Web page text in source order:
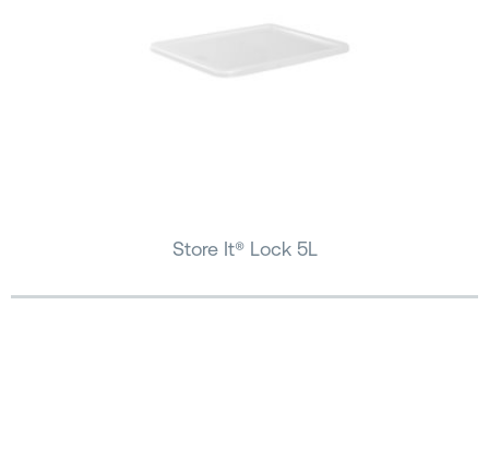
Store It® Lock 5L